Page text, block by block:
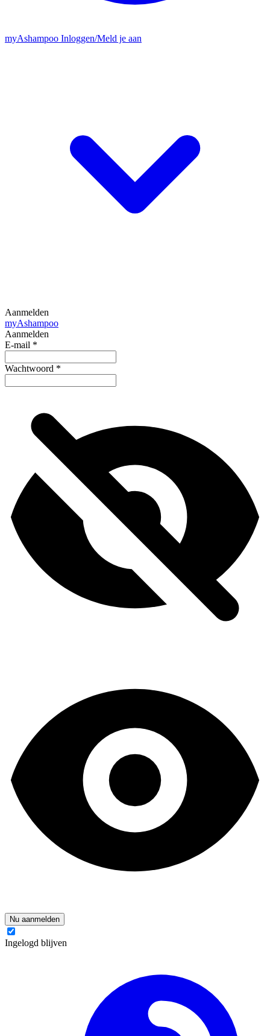
myAshampoo Inloggen/Meld je aan
Aanmelden
myAshampoo
Aanmelden
E-mail *
Wachtwoord *
Nu aanmelden
Ingelogd blijven